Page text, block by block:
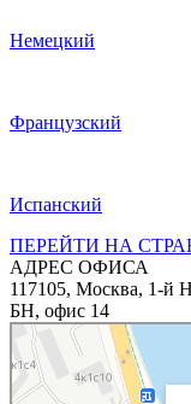
Немецкий
Французский
Испанский
ПЕРЕЙТИ НА
АДРЕС ОФИСА
117105, Москва, 1-й
БН, офис 14